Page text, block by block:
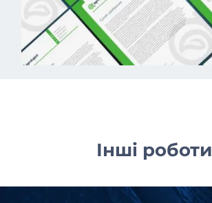
Інші роботи